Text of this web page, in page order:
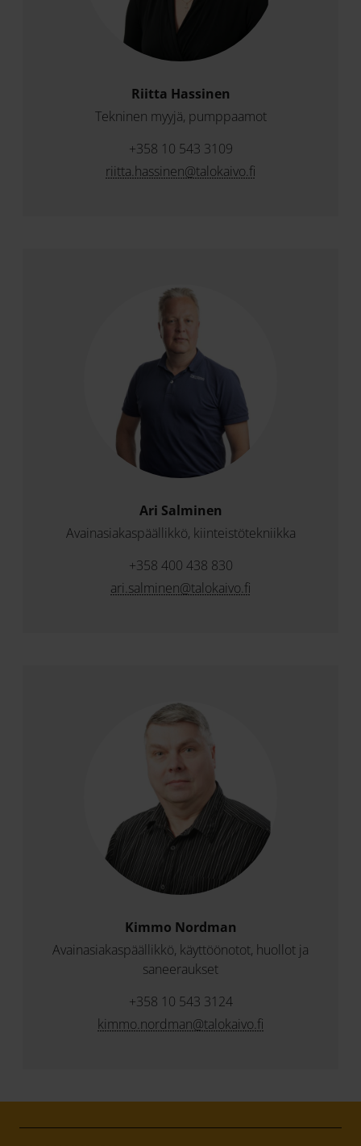
Riitta Hassinen
Tekninen myyjä, pumppaamot
+358 10 543 3109
riitta.hassinen@talokaivo.fi
Ari Salminen
Avainasiakaspäällikkö, kiinteistötekniikka
+358 400 438 830
ari.salminen@talokaivo.fi
Kimmo Nordman
Avainasiakaspäällikkö, käyttöönotot, huollot ja
saneeraukset
+358 10 543 3124
kimmo.nordman@talokaivo.fi